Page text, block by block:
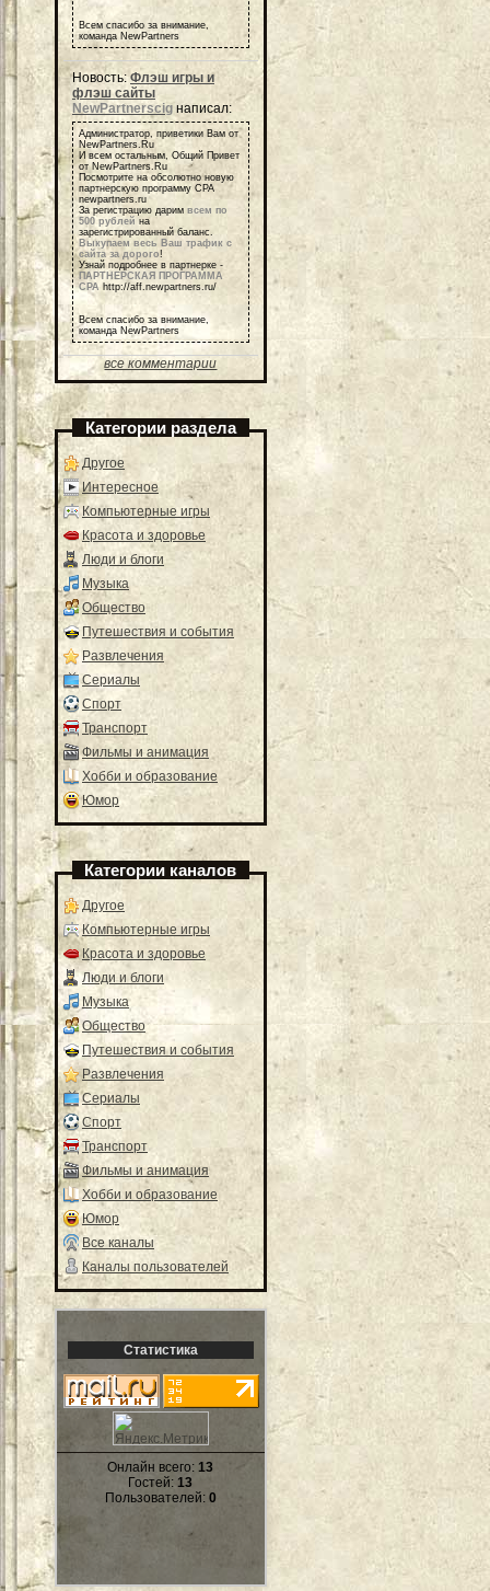
Всем спасибо за внимание,
команда NewPartners
Новость:Флэш игры и
флэш сайты
NewPartnerscig написал:
Администратор, приветики Вам от
NewPartners.Ru
И всем остальным, Общий Привет
от NewPartners.Ru
Посмотрите на обсолютно новую
партнерскую программу СРА
newpartners.ru
За регистрацию дарим всем по
500 рублей на
зарегистрированный баланс.
Выкупаем весь Ваш трафик с
сайта за дорого!
Узнай подробнее в партнерке -
ПАРТНЕРСКАЯ ПРОГРАММА
СРА http://aff.newpartners.ru/
Всем спасибо за внимание,
команда NewPartners
все комментарии
Категории раздела
Другое
Интересное
Компьютерные игры
Красота и здоровье
Люди и блоги
Музыка
Общество
Путешествия и события
Развлечения
Сериалы
Спорт
Транспорт
Фильмы и анимация
Хобби и образование
Юмор
Категории каналов
Другое
Компьютерные игры
Красота и здоровье
Люди и блоги
Музыка
Общество
Путешествия и события
Развлечения
Сериалы
Спорт
Транспорт
Фильмы и анимация
Хобби и образование
Юмор
Все каналы
Каналы пользователей
Статистика
Онлайн всего:13
Гостей:13
Пользователей: 0